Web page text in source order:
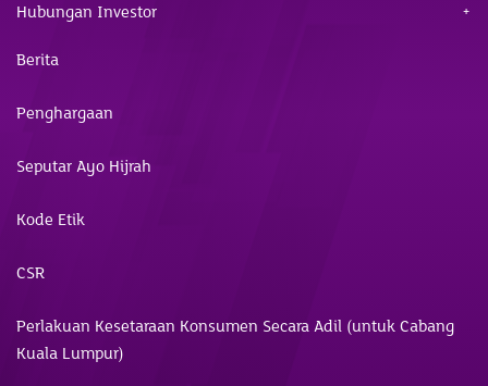
Hubungan Investor
Berita
Penghargaan
Seputar Ayo Hijrah
Kode Etik
CSR
Perlakuan Kesetaraan Konsumen Secara Adil (untuk Cabang
Kuala Lumpur)